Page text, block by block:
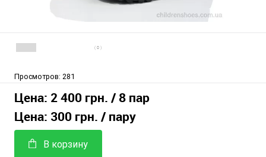
( 0 )
Просмотров: 281
Цена: 2 400 грн. / 8 пар
Цена: 300 грн. / пару
В корзину